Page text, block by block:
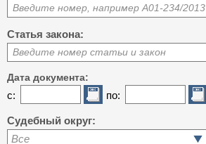
Введите номер, например А01-234/2013
Статья закона:
Введите номер статьи и закон
Дата документа:
с: по:
Судебный округ:
Все